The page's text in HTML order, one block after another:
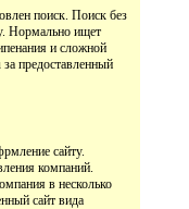
поиск. Поиск без
Нормально ищет
и сложной
предоставленный
сайту.
компаний.
в несколько
сайт вида